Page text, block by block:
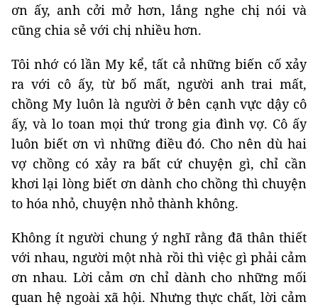
ơn ấy, anh cởi mở hơn, lắng nghe chị nói và
cũng chia sẻ với chị nhiều hơn.
Tôi nhớ có lần My kể, tất cả những biến cố xảy
ra với cô ấy, từ bố mất, người anh trai mất,
chồng My luôn là người ở bên cạnh vực dậy cô
ấy, và lo toan mọi thứ trong gia đình vợ. Cô ấy
luôn biết ơn vì những điều đó. Cho nên dù hai
vợ chồng có xảy ra bất cứ chuyện gì, chỉ cần
khơi lại lòng biết ơn dành cho chồng thì chuyện
to hóa nhỏ, chuyện nhỏ thành không.
Không ít người chung ý nghĩ rằng đã thân thiết
với nhau, người một nhà rồi thì việc gì phải cảm
ơn nhau. Lời cảm ơn chỉ dành cho những mối
quan hệ ngoài xã hội. Nhưng thực chất, lời cảm